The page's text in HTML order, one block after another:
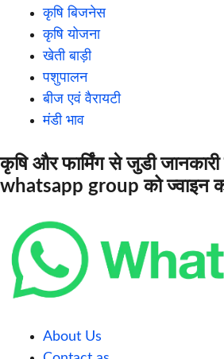
कृषि बिजनेस
कृषि योजना
खेती बाड़ी
पशुपालन
बीज एवं वैरायटी
मंडी भाव
कृषि और फार्मिंग से जुडी जानकारी
whatsapp group को ज्वाइन
About Us